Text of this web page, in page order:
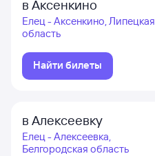
в Аксенкино
Елец - Аксенкино, Липецкая
область
Найти билеты
в Алексеевку
Елец - Алексеевка,
Белгородская область